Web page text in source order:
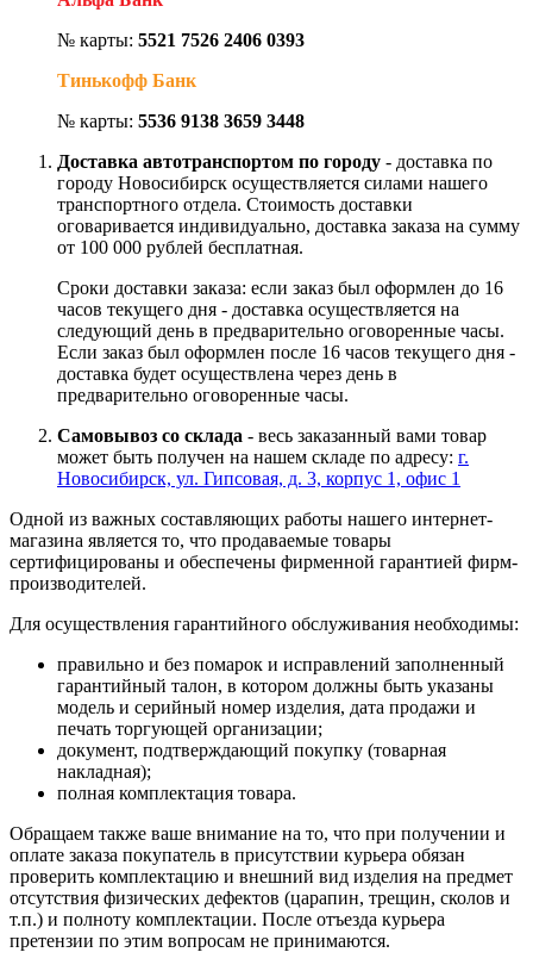
№ карты: 5521 7526 2406 0393
Тинькофф Банк
№ карты: 5536 9138 3659 3448
Доставка автотранспортом по городу - доставка по
городу Новосибирск осуществляется силами нашего
транспортного отдела. Стоимость доставки
оговаривается индивидуально, доставка заказа на сумму
от 100 000 рублей бесплатная.
Сроки доставки заказа: если заказ был оформлен до 16
часов текущего дня - доставка осуществляется на
следующий день в предварительно оговоренные часы.
Если заказ был оформлен после 16 часов текущего дня -
доставка будет осуществлена через день в
предварительно оговоренные часы.
Самовывоз со склада - весь заказанный вами товар
может быть получен на нашем складе по адресу: г.
Новосибирск, ул. Гипсовая, д. 3, корпус 1, офис 1
Одной из важных составляющих работы нашего интернет-
магазина является то, что продаваемые товары
сертифицированы и обеспечены фирменной гарантией фирм-
производителей.
Для осуществления гарантийного обслуживания необходимы:
правильно и без помарок и исправлений заполненный
гарантийный талон, в котором должны быть указаны
модель и серийный номер изделия, дата продажи и
печать торгующей организации;
документ, подтверждающий покупку (товарная
накладная);
полная комплектация товара.
Обращаем также ваше внимание на то, что при получении и
оплате заказа покупатель в присутствии курьера обязан
проверить комплектацию и внешний вид изделия на предмет
отсутствия физических дефектов (царапин, трещин, сколов и
т.п.) и полноту комплектации. После отъезда курьера
претензии по этим вопросам не принимаются.